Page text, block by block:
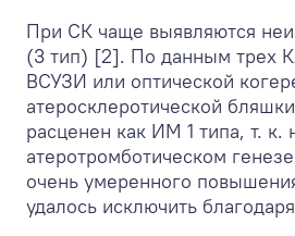
При СК чаще выявляются
(3 тип) [2]. По данным трех
ВСУЗИ или оптической
атеросклеротической
расценен как ИМ 1 типа, т.
атеротромботическом
очень умеренного
удалось исключить